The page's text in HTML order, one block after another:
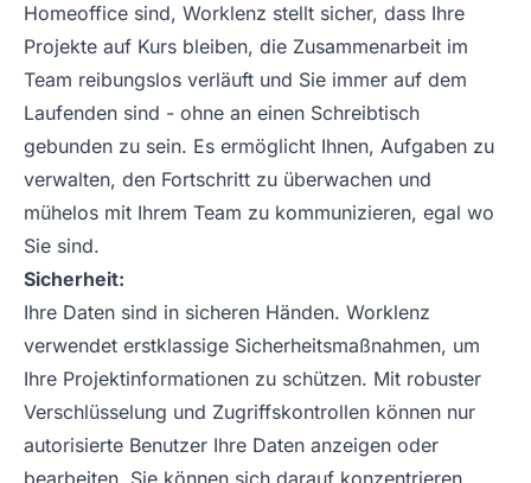
Homeoffice sind, Worklenz stellt sicher, dass Ihre
Projekte auf Kurs bleiben, die Zusammenarbeit im
Team reibungslos verläuft und Sie immer auf dem
Laufenden sind - ohne an einen Schreibtisch
gebunden zu sein. Es ermöglicht Ihnen, Aufgaben zu
verwalten, den Fortschritt zu überwachen und
mühelos mit Ihrem Team zu kommunizieren, egal wo
Sie sind.
Sicherheit:
Ihre Daten sind in sicheren Händen. Worklenz
verwendet erstklassige Sicherheitsmaßnahmen, um
Ihre Projektinformationen zu schützen. Mit robuster
Verschlüsselung und Zugriffskontrollen können nur
autorisierte Benutzer Ihre Daten anzeigen oder